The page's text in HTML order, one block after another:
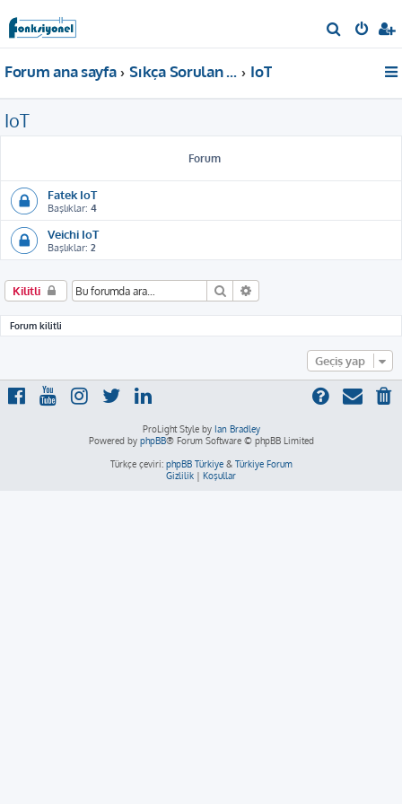
r
Forum ana sayfa Sıkça Sorulan Sorular IoT
IoT
Forum
Fatek IoT
Başlıklar: 4
Veichi IoT
Başlıklar: 2
Kilitli Ara
Forum kilitli
Geçiş yap
ProLight Style by Ian Bradley
Powered by phpBB® Forum Software © phpBB Limited
Türkçe çeviri: phpBB Türkiye& Türkiye Forum
Gizlilik | Koşullar